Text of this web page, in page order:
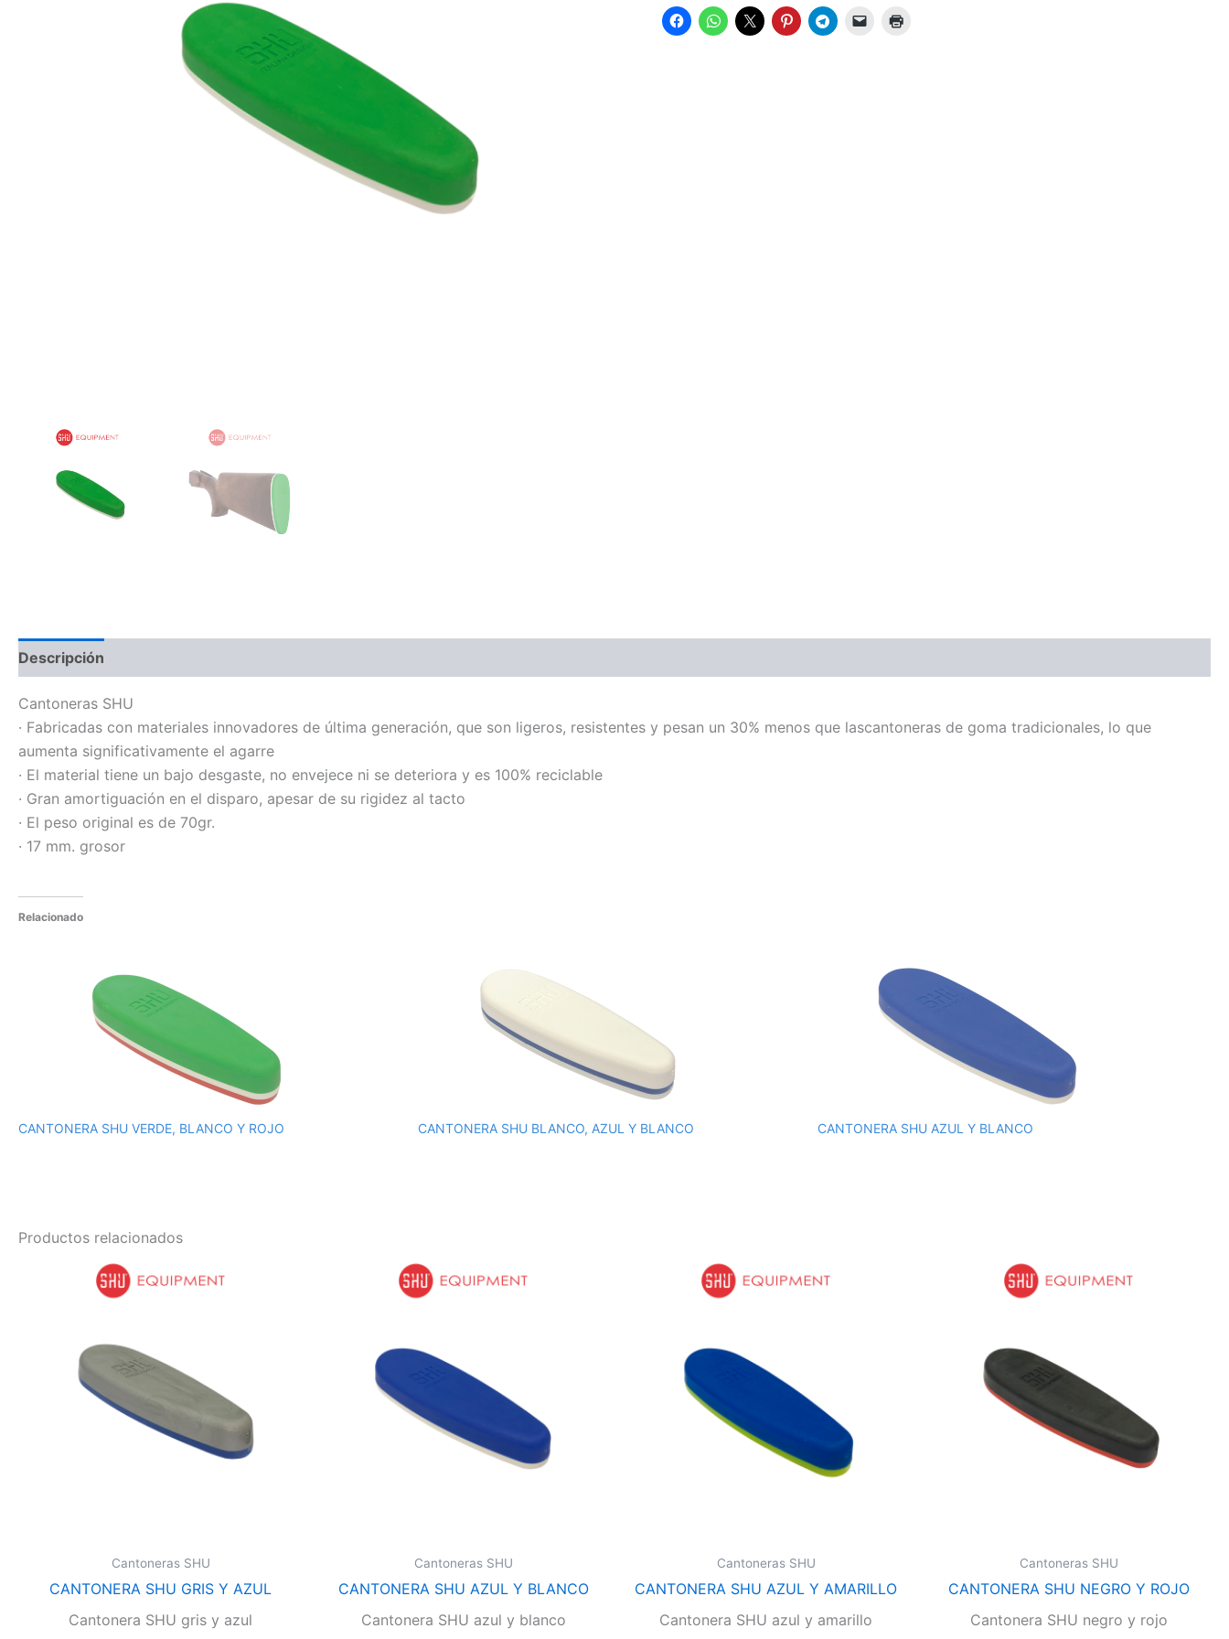
Descripción
Cantoneras SHU
· Fabricadas con materiales innovadores de última generación, que son ligeros, resistentes y pesan un 30% menos que lascantoneras de goma tradicionales, lo que
aumenta significativamente el agarre
· El material tiene un bajo desgaste, no envejece ni se deteriora y es 100% reciclable
· Gran amortiguación en el disparo, apesar de su rigidez al tacto
· El peso original es de 70gr.
· 17 mm. grosor
Relacionado
CANTONERA SHU VERDE, BLANCO Y ROJO CANTONERA SHU BLANCO, AZUL Y BLANCO CANTONERA SHU AZUL Y BLANCO
Productos relacionados
Cantoneras SHU
CANTONERA SHU GRIS Y AZUL
Cantonera SHU gris y azul
Cantoneras SHU
CANTONERA SHU AZUL Y BLANCO
Cantonera SHU azul y blanco
Cantoneras SHU
CANTONERA SHU AZUL Y AMARILLO
Cantonera SHU azul y amarillo
Cantoneras SHU
CANTONERA SHU NEGRO Y ROJO
Cantonera SHU negro y rojo